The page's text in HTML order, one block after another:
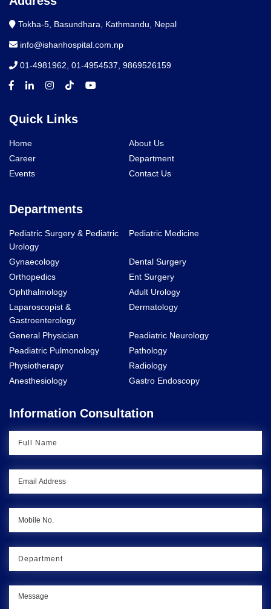
Tokha-5, Basundhara, Kathmandu, Nepal
info@ishanhospital.com.np
01-4981962 01-4954537 9869526159
Quick Links
Home
About Us
Career
Department
Events
Contact Us
Departments
Pediatric Surgery & Pediatric
Urology
Pediatric Medicine
Gynaecology
Dental Surgery
Orthopedics
Ent Surgery
Ophthalmology
Adult Urology
Laparoscopist &
Gastroenterology
Dermatology
General Physician
Peadiatric Neurology
Peadiatric Pulmonology
Pathology
Physiotherapy
Radiology
Anesthesiology
Gastro Endoscopy
Information Consultation